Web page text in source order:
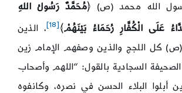
الله محمد (ص) ﴿مُحَمَّدٌ رَسُولُ اللهِ
عَلَى الْكُفَّارِ رُحَمَاءُ بَيْنَهُمْ﴾[18]
، الذين
(ص) كل اللجج والذين وصفهم الإمام زين
السجادية بالقول: “اللهم وأصحاب
أبلوا البلاء الحسن في نصره، وكانفوه